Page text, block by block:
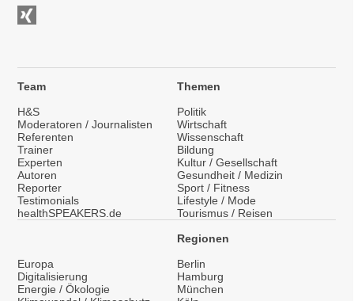
Team
H&S
Moderatoren / Journalisten
Referenten
Trainer
Experten
Autoren
Reporter
Testimonials
healthSPEAKERS.de
Themen
Politik
Wirtschaft
Wissenschaft
Bildung
Kultur / Gesellschaft
Gesundheit / Medizin
Sport / Fitness
Lifestyle / Mode
Tourismus / Reisen
Europa
Digitalisierung
Energie / Ökologie
Regionen
Berlin
Hamburg
München